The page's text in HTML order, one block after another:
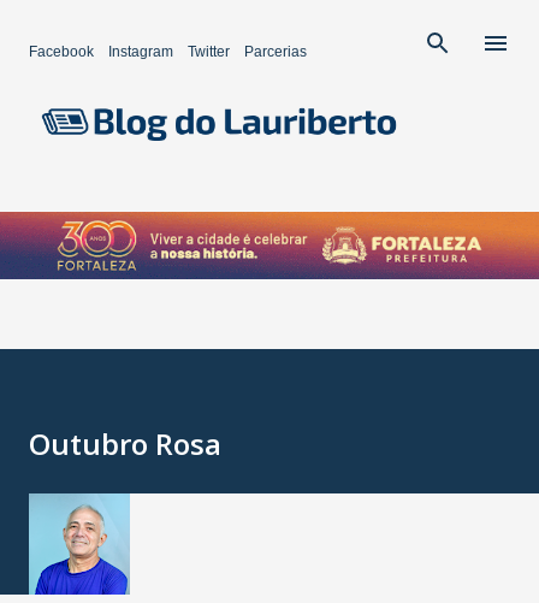
Facebook Instagram Twitter Parcerias
Outubro Rosa